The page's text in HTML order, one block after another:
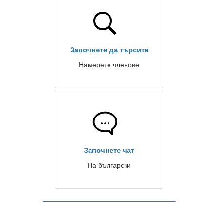
Започнете да търсите
Намерете членове
Започнете чат
На български